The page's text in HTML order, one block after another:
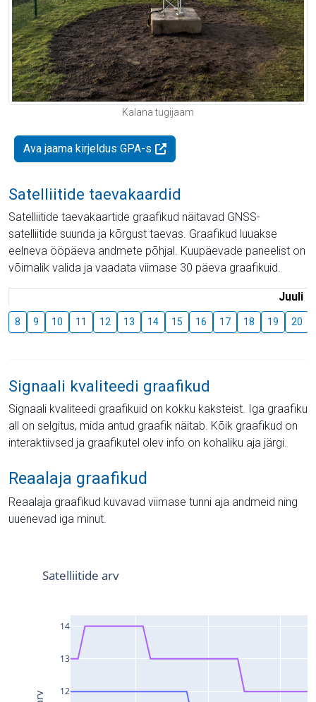
Kalana tugijaam
Ava jaama kirjeldus GPA-s
Satelliitide taevakaardid
Satelliitide taevakaartide graafikud näitavad GNSS-
satelliitide suunda ja kõrgust taevas. Graafikud luuakse
eelneva ööpäeva andmete põhjal. Kuupäevade paneelist on
võimalik valida ja vaadata viimase 30 päeva graafikuid.
Juuli
8 9 10 11 12 13 14 15 16 17 18 19 20
Signaali kvaliteedi graafikud
Signaali kvaliteedi graafikuid on kokku kaksteist. Iga graafiku
all on selgitus, mida antud graafik näitab. Kõik graafikud on
interaktiivsed ja graafikutel olev info on kohaliku aja järgi.
Reaalaja graafikud
Reaalaja graafikud kuvavad viimase tunni aja andmeid ning
uuenevad iga minut.